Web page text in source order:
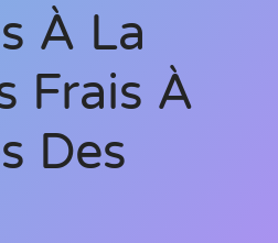
À La
Frais À
Des